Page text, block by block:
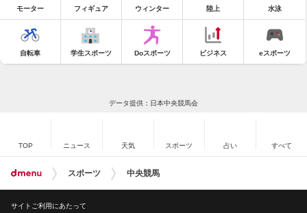
モーター フィギュア ウィンター 陸上 水泳
自転車 学生スポーツ Doスポーツ ビジネス eスポーツ
データ提供：日本中央競馬会
TOP ニュース 天気 スポーツ 占い すべて
スポーツ 中央競馬
サイトご利用にあたって